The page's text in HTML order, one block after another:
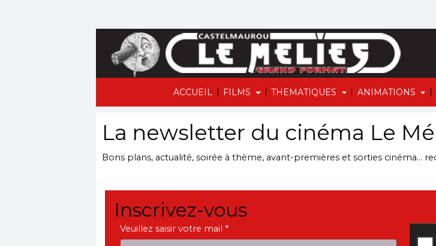
ACCUEIL | FILMS | THEMATIQUES | ANIMATIONS |
La newsletter du cinéma Le
Bons plans, actualité, soirée à thème, avant-premières et sorties cinéma...
Inscrivez-vous
Veuillez saisir votre mail *